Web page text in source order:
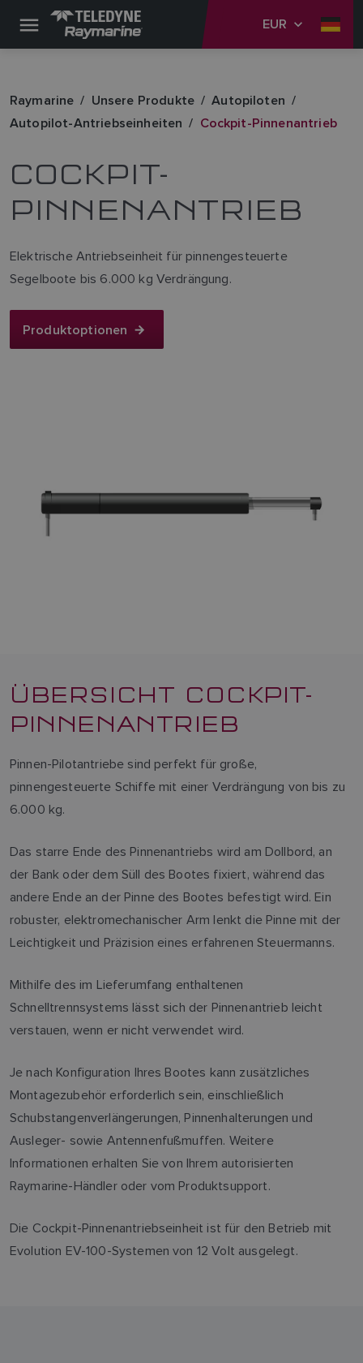
EUR
Raymarine Unsere Produkte
Autopiloten
Autopilot-Antriebseinheiten
Cockpit-Pinnenantrieb
COCKPIT-
PINNENANTRIEB
Elektrische Antriebseinheit für pinnengesteuerte
Segelboote bis 6.000 kg Verdrängung.
Produktoptionen
ÜBERSICHT COCKPIT-
PINNENANTRIEB
Pinnen-Pilotantriebe sind perfekt für große,
pinnengesteuerte Schiffe mit einer Verdrängung von bis zu
6.000 kg.
Das starre Ende des Pinnenantriebs wird am Dollbord, an
der Bank oder dem Süll des Bootes fixiert, während das
andere Ende an der Pinne des Bootes befestigt wird. Ein
robuster, elektromechanischer Arm lenkt die Pinne mit der
Leichtigkeit und Präzision eines erfahrenen Steuermanns.
Mithilfe des im Lieferumfang enthaltenen
Schnelltrennsystems lässt sich der Pinnenantrieb leicht
verstauen, wenn er nicht verwendet wird.
Je nach Konfiguration Ihres Bootes kann zusätzliches
Montagezubehör erforderlich sein, einschließlich
Schubstangenverlängerungen, Pinnenhalterungen und
Ausleger- sowie Antennenfußmuffen. Weitere
Informationen erhalten Sie von Ihrem autorisierten
Raymarine-Händler oder vom Produktsupport.
Die Cockpit-Pinnenantriebseinheit ist für den Betrieb mit
Evolution EV-100-Systemen von 12 Volt ausgelegt.